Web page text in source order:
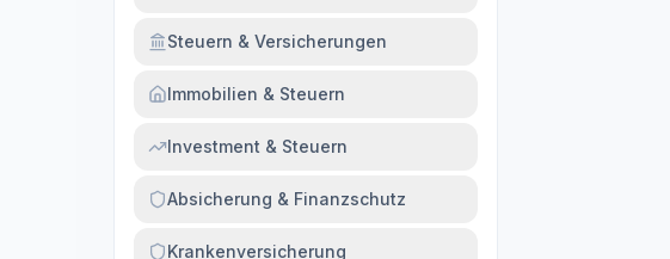
Steuern & Versicherungen
Immobilien & Steuern
Investment & Steuern
Absicherung & Finanzschutz
Krankenversicherung